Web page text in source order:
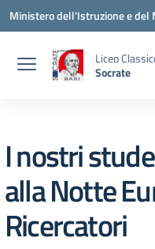
Vai ai contenuti
Vai al menu di navigazione
Vai al footer
Ministero dell'Istruzione e del
Liceo
Socrate
I nostri
alla Notte
Ricercatori